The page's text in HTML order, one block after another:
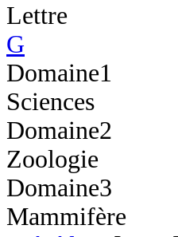
Lettre
G
Domaine1
Sciences
Domaine2
Zoologie
Domaine3
Mammifère